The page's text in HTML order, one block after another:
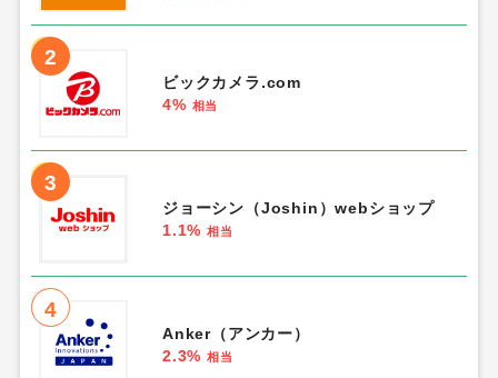
2
ビックカメラ.com
4% 相当
3
ジョーシン（Joshin）webショップ
1.1% 相当
4
Anker（アンカー）
2.3% 相当